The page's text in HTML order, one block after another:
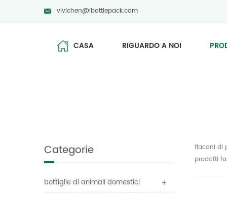
vivichen@ibottlepack.com
CASA RIGUARDO A NOI
flaconi di
prodotti
Categorie
bottiglie di animali domestici